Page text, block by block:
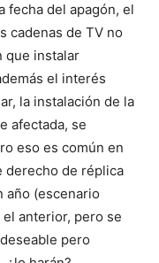
fecha del apagón, el
cadenas de TV no
que instalar
el interés
la instalación de la
afectada, se
eso es común en
derecho de réplica
año (escenario
anterior, pero se
pero